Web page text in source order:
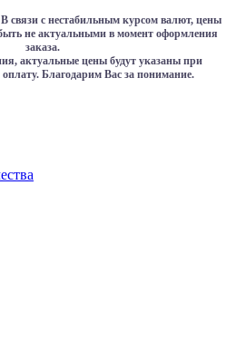
В связи с нестабильным курсом валют, цены
не актуальными в момент оформления
заказа.
актуальные цены будут указаны при
Благодарим Вас за понимание.